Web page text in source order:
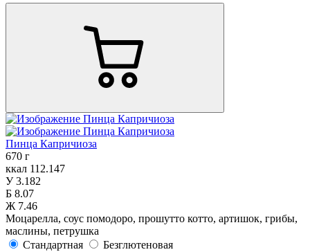
Пинца Капричиоза
670 г
ккал 112.147
У3.182
Б 8.07
Ж 7.46
Моцарелла, соус помодоро, прошутто котто, артишок, грибы,
маслины, петрушка
Стандартная
Безглютеновая